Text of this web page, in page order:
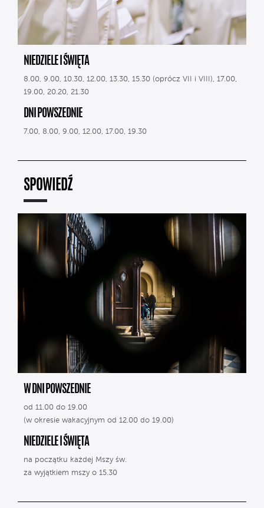
NIEDZIELE I ŚWIĘTA
8.00, 9.00, 10.30, 12.00, 13.30, 15.30 (oprócz VII i VIII), 17.00,
19.00, 20.20, 21.30
DNI POWSZEDNIE
7.00, 8.00, 9.00, 12.00, 17.00, 19.30
SPOWIEDŹ
W DNI POWSZEDNIE
od 11.00 do 19.00
(w okresie wakacyjnym od 12.00 do 19.00)
NIEDZIELE I ŚWIĘTA
na początku każdej Mszy św.
za wyjątkiem mszy o 15.30